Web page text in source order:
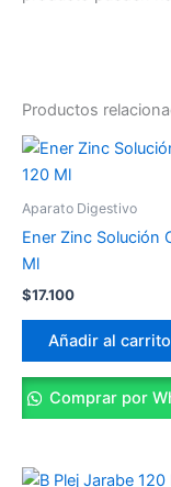
Productos
Aparato Digestivo
Ener Zinc Solución
Ml
$17.100
Añadir al carrito
Comprar por